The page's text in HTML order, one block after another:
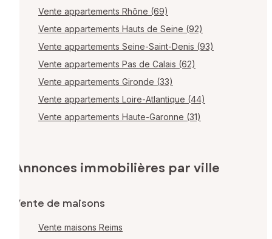
Vente appartements Rhône (69)
Vente appartements Hauts de Seine (92)
Vente appartements Seine-Saint-Denis (93)
Vente appartements Pas de Calais (62)
Vente appartements Gironde (33)
Vente appartements Loire-Atlantique (44)
Vente appartements Haute-Garonne (31)
Annonces immobilières par ville
Vente de maisons
Vente maisons Reims